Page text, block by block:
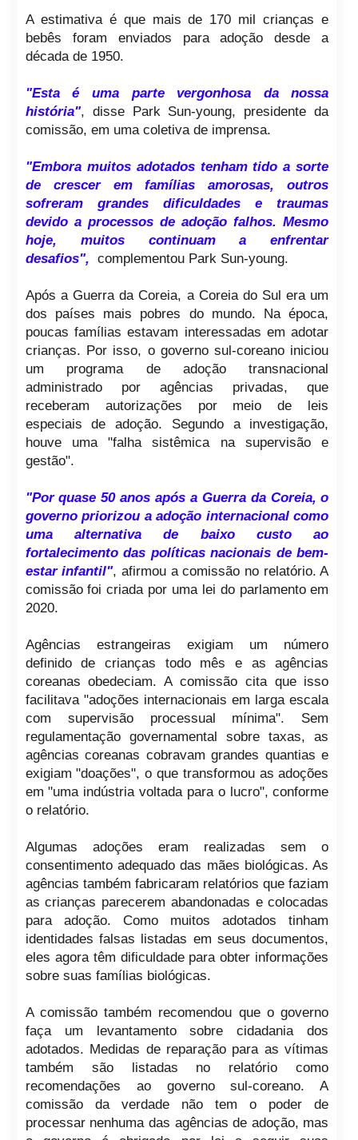
A estimativa é que mais de 170 mil crianças e
bebês foram enviados para adoção desde a
década de 1950.
"Esta é uma parte vergonhosa da nossa
história", disse Park Sun-young, presidente da
comissão, em uma coletiva de imprensa.
"Embora muitos adotados tenham tido a sorte
de crescer em famílias amorosas, outros
sofreram grandes dificuldades e traumas
devido a processos de adoção falhos. Mesmo
hoje, muitos continuam a enfrentar
desafios", complementou Park Sun-young.
Após a Guerra da Coreia, a Coreia do Sul era um
dos países mais pobres do mundo. Na época,
poucas famílias estavam interessadas em adotar
crianças. Por isso, o governo sul-coreano iniciou
um programa de adoção transnacional
administrado por agências privadas, que
receberam autorizações por meio de leis
especiais de adoção. Segundo a investigação,
houve uma "falha sistêmica na supervisão e
gestão".
"Por quase 50 anos após a Guerra da Coreia, o
governo priorizou a adoção internacional como
uma alternativa de baixo custo ao
fortalecimento das políticas nacionais de bem-
estar infantil", afirmou a comissão no relatório. A
comissão foi criada por uma lei do parlamento em
2020.
Agências estrangeiras exigiam um número
definido de crianças todo mês e as agências
coreanas obedeciam. A comissão cita que isso
facilitava "adoções internacionais em larga escala
com supervisão processual mínima". Sem
regulamentação governamental sobre taxas, as
agências coreanas cobravam grandes quantias e
exigiam "doações", o que transformou as adoções
em "uma indústria voltada para o lucro", conforme
o relatório.
Algumas adoções eram realizadas sem o
consentimento adequado das mães biológicas. As
agências também fabricaram relatórios que faziam
as crianças parecerem abandonadas e colocadas
para adoção. Como muitos adotados tinham
identidades falsas listadas em seus documentos,
eles agora têm dificuldade para obter informações
sobre suas famílias biológicas.
A comissão também recomendou que o governo
faça um levantamento sobre cidadania dos
adotados. Medidas de reparação para as vítimas
também são listadas no relatório como
recomendações ao governo sul-coreano. A
comissão da verdade não tem o poder de
processar nenhuma das agências de adoção, mas